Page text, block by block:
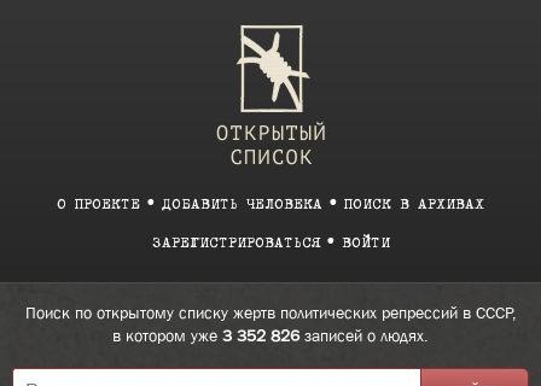
О ПРОЕКТЕ ДОБАВИТЬ ЧЕЛОВЕКА ПОИСК В АРХИВАХ
ЗАРЕГИСТРИРОВАТЬСЯ ВОЙТИ
Поиск по открытому списку жертв политических репрессий в СССР,
в котором уже 3 352 826записей о людях.